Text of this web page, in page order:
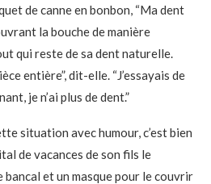
de canne en bonbon, “Ma dent
la bouche de manière
qui reste de sa dent naturelle.
entière”, dit-elle. “J’essayais de
je n’ai plus de dent.”
situation avec humour, c’est bien
de vacances de son fils le
bancal et un masque pour le couvrir